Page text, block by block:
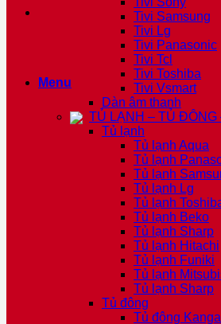
Menu
Tivi Samsung
Tivi Lg
Tivi Panasonic
Tivi Tcl
Tivi Toshiba
Tivi Vsmart
Dàn âm thanh
TỦ LẠNH – TỦ ĐÔNG
Tủ lạnh
Tủ lạnh Aqua
Tủ lạnh
Tủ lạnh
Tủ lạnh Lg
Tủ lạnh
Tủ lạnh Beko
Tủ lạnh Sharp
Tủ lạnh Hitachi
Tủ lạnh Funiki
Tủ lạnh
Tủ lạnh Sharp
Tủ đông
Tủ đông